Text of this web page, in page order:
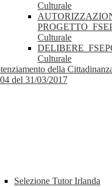
Culturale
Culturale
Culturale
della
del 31/03/2017
Selezione Tutor Irlanda